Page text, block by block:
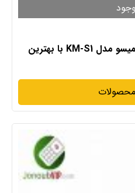
خرید اسپیکر بلوتوثی ارزان کیمیسو مدل KM-S1 با بهترین